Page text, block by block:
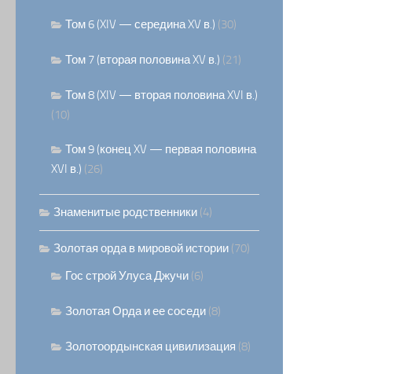
Том 6 (XIV — середина XV в.) (30)
Том 7 (вторая половина XV в.) (21)
Том 8 (XIV — вторая половина XVI в.)
(10)
Том 9 (конец XV — первая половина
XVI в.) (26)
Знаменитые родственники (4)
Золотая орда в мировой истории (70)
Гос строй Улуса Джучи (6)
Золотая Орда и ее соседи (8)
Золотоордынская цивилизация (8)